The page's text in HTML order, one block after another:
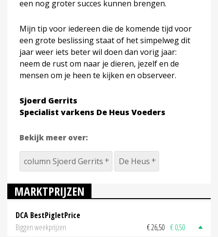
een nog groter succes kunnen brengen.
Mijn tip voor iedereen die de komende tijd voor
een grote beslissing staat of het simpelweg dit
jaar weer iets beter wil doen dan vorig jaar:
neem de rust om naar je dieren, jezelf en de
mensen om je heen te kijken en observeer.
Sjoerd Gerrits
Specialist varkens De Heus Voeders
Bekijk meer over:
column Sjoerd Gerrits De Heus
MARKTPRIJZEN
DCA BestPigletPrice
Biggen weekprijzen
€ 26,50 € 0,50